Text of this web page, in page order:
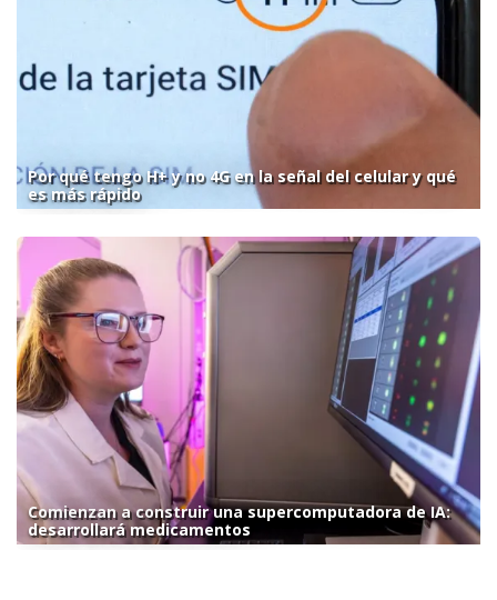
Por qué tengo H+ y no 4G en la señal del celular y qué
es más rápido
Comienzan a construir una supercomputadora de IA:
desarrollará medicamentos